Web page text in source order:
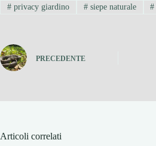
#privacy giardino #siepe naturale #
PRECEDENTE
Articoli correlati